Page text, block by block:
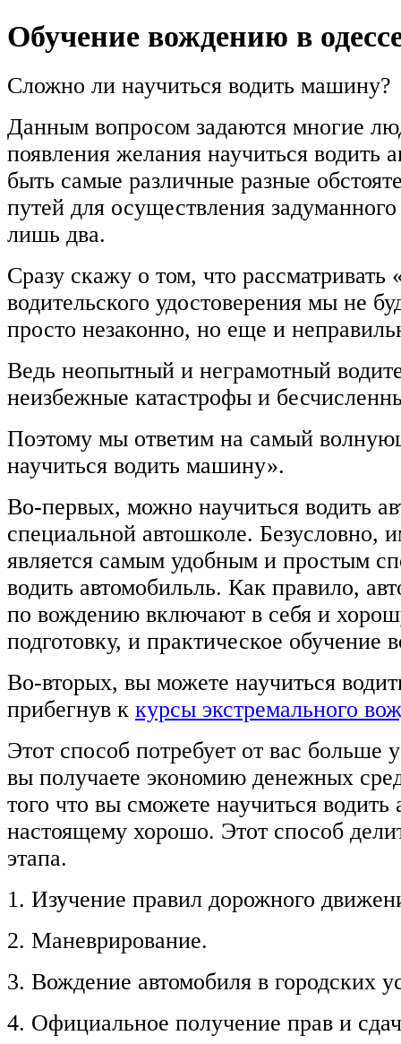
Обучение вождению в
Сложно ли научиться водить машину?
Данным вопросом задаются многие
появления желания научиться водить
быть самые различные разные
путей для осуществления
лишь два.
Сразу скажу о том, что рассматривать
водительского удостоверения мы не
просто незаконно, но еще и
Ведь неопытный и неграмотный
неизбежные катастрофы и
Поэтому мы ответим на самый
научиться водить машину».
Во-первых, можно научиться водить
специальной автошколе. Безусловно,
является самым удобным и простым
водить автомобильль. Как правило,
по вождению включают в себя и
подготовку, и практическое обучение
Во-вторых, вы можете научиться
прибегнув к курсы экстремального
Этот способ потребует от вас больше
вы получаете экономию денежных
того что вы сможете научиться водить
настоящему хорошо. Этот способ
этапа.
1. Изучение правил дорожного
2. Маневрирование.
3. Вождение автомобиля в городских
4. Официальное получение прав и